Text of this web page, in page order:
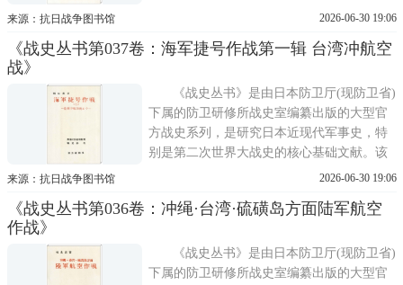
丛书的编纂工作始于1955年，正值日本战后
于系统整理与保存旧日军遗留的大量原始档
避免战争记忆散佚;同
来源：抗日战争图书馆 2026-06-30 19:06
《战史丛书第037卷：海军捷号作战第一辑 台湾冲航空
战》
《战史丛书》是由日本防卫厅(现防卫省)
下属的防卫研修所战史室编纂出版的大型官
方战史系列，是研究日本近现代军事史，特
别是第二次世界大战史的核心基础文献。该
丛书的编纂工作始于1955年，正值日本战后
于系统整理与保存旧日军遗留的大量原始档
避免战争记忆散佚;同
来源：抗日战争图书馆 2026-06-30 19:06
《战史丛书第036卷：冲绳·台湾·硫磺岛方面陆军航空
作战》
《战史丛书》是由日本防卫厅(现防卫省)
下属的防卫研修所战史室编纂出版的大型官